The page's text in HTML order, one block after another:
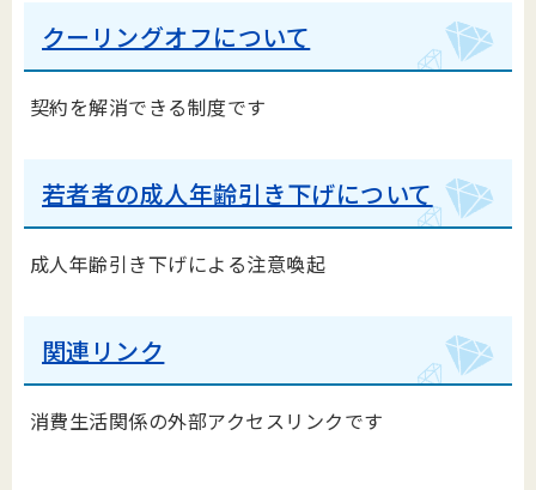
クーリングオフについて
契約を解消できる制度です
若者者の成人年齢引き下げについて
成人年齢引き下げによる注意喚起
関連リンク
消費生活関係の外部アクセスリンクです